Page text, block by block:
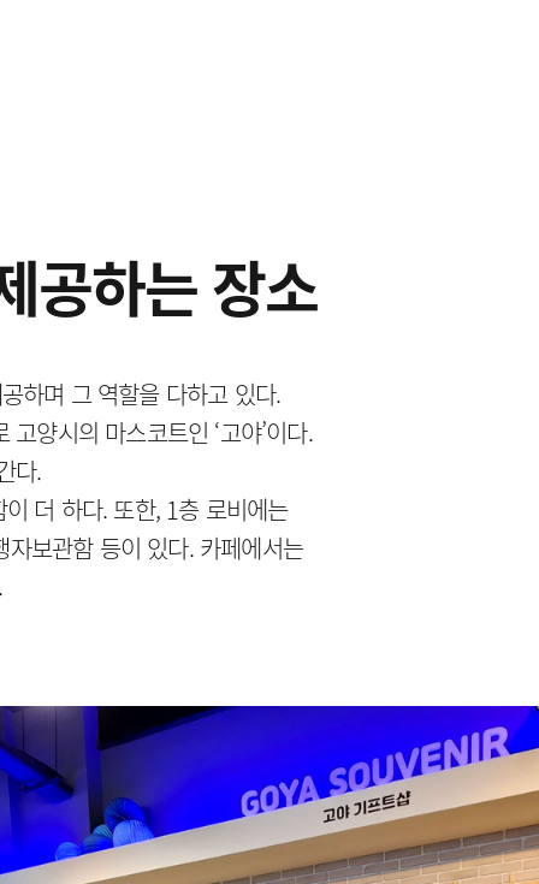
공하는 장소
하며 그 역할을 다하고 있다.
양시의 마스코트인 ‘고야’이다.
다.
더 하다. 또한, 1층 로비에는
보관함 등이 있다. 카페에서는